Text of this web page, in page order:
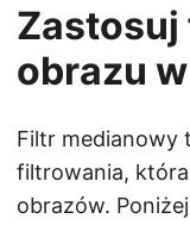
Zastosuj
obrazu
Filtr medianowy
filtrowania, która
obrazów.